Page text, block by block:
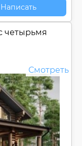
Написать
четырьмя
Смотреть